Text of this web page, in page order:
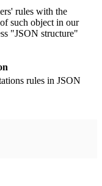
rules with the
such object in our
"JSON structure"
rules in JSON